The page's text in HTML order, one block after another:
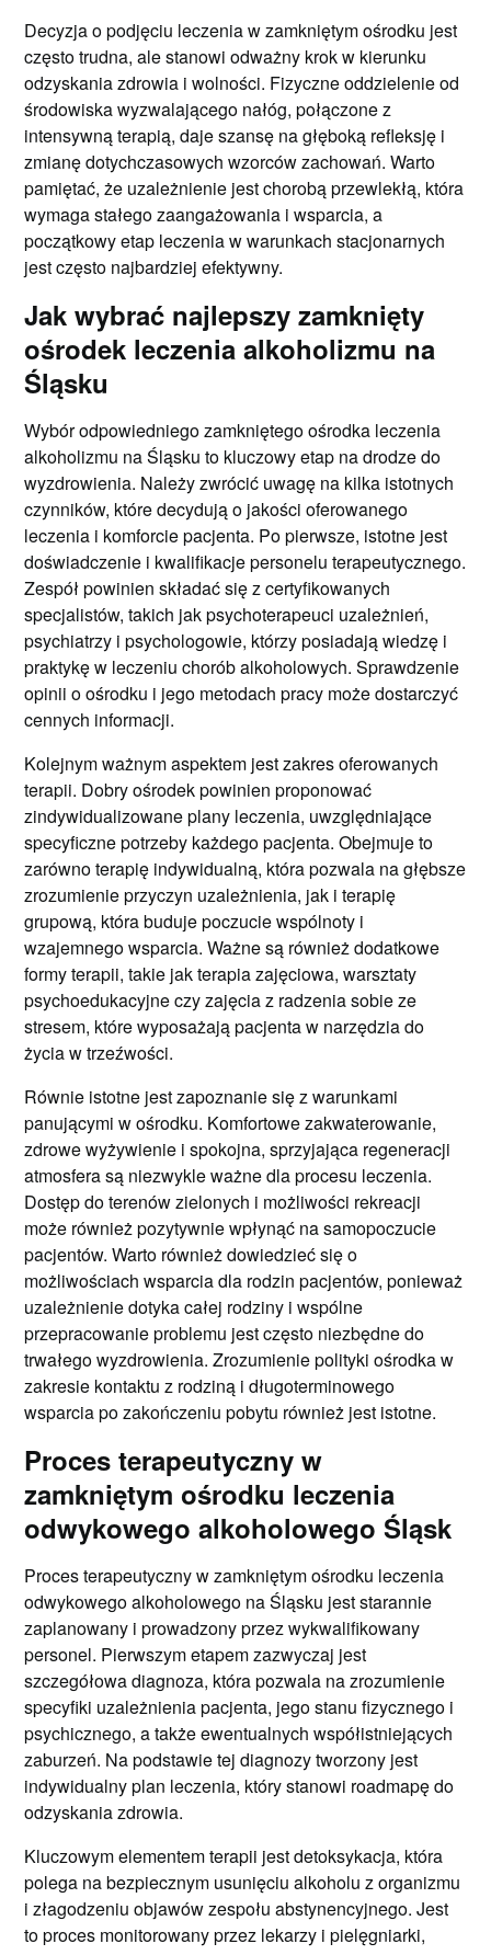
Decyzja o podjęciu leczenia w zamkniętym ośrodku jest
często trudna, ale stanowi odważny krok w kierunku
odzyskania zdrowia i wolności. Fizyczne oddzielenie od
środowiska wyzwalającego nałóg, połączone z
intensywną terapią, daje szansę na głęboką refleksję i
zmianę dotychczasowych wzorców zachowań. Warto
pamiętać, że uzależnienie jest chorobą przewlekłą, która
wymaga stałego zaangażowania i wsparcia, a
początkowy etap leczenia w warunkach stacjonarnych
jest często najbardziej efektywny.
Jak wybrać najlepszy zamknięty
ośrodek leczenia alkoholizmu na
Śląsku
Wybór odpowiedniego zamkniętego ośrodka leczenia
alkoholizmu na Śląsku to kluczowy etap na drodze do
wyzdrowienia. Należy zwrócić uwagę na kilka istotnych
czynników, które decydują o jakości oferowanego
leczenia i komforcie pacjenta. Po pierwsze, istotne jest
doświadczenie i kwalifikacje personelu terapeutycznego.
Zespół powinien składać się z certyfikowanych
specjalistów, takich jak psychoterapeuci uzależnień,
psychiatrzy i psychologowie, którzy posiadają wiedzę i
praktykę w leczeniu chorób alkoholowych. Sprawdzenie
opinii o ośrodku i jego metodach pracy może dostarczyć
cennych informacji.
Kolejnym ważnym aspektem jest zakres oferowanych
terapii. Dobry ośrodek powinien proponować
zindywidualizowane plany leczenia, uwzględniające
specyficzne potrzeby każdego pacjenta. Obejmuje to
zarówno terapię indywidualną, która pozwala na głębsze
zrozumienie przyczyn uzależnienia, jak i terapię
grupową, która buduje poczucie wspólnoty i
wzajemnego wsparcia. Ważne są również dodatkowe
formy terapii, takie jak terapia zajęciowa, warsztaty
psychoedukacyjne czy zajęcia z radzenia sobie ze
stresem, które wyposażają pacjenta w narzędzia do
życia w trzeźwości.
Równie istotne jest zapoznanie się z warunkami
panującymi w ośrodku. Komfortowe zakwaterowanie,
zdrowe wyżywienie i spokojna, sprzyjająca regeneracji
atmosfera są niezwykle ważne dla procesu leczenia.
Dostęp do terenów zielonych i możliwości rekreacji
może również pozytywnie wpłynąć na samopoczucie
pacjentów. Warto również dowiedzieć się o
możliwościach wsparcia dla rodzin pacjentów, ponieważ
uzależnienie dotyka całej rodziny i wspólne
przepracowanie problemu jest często niezbędne do
trwałego wyzdrowienia. Zrozumienie polityki ośrodka w
zakresie kontaktu z rodziną i długoterminowego
wsparcia po zakończeniu pobytu również jest istotne.
Proces terapeutyczny w
zamkniętym ośrodku leczenia
odwykowego alkoholowego Śląsk
Proces terapeutyczny w zamkniętym ośrodku leczenia
odwykowego alkoholowego na Śląsku jest starannie
zaplanowany i prowadzony przez wykwalifikowany
personel. Pierwszym etapem zazwyczaj jest
szczegółowa diagnoza, która pozwala na zrozumienie
specyfiki uzależnienia pacjenta, jego stanu fizycznego i
psychicznego, a także ewentualnych współistniejących
zaburzeń. Na podstawie tej diagnozy tworzony jest
indywidualny plan leczenia, który stanowi roadmapę do
odzyskania zdrowia.
Kluczowym elementem terapii jest detoksykacja, która
polega na bezpiecznym usunięciu alkoholu z organizmu
i złagodzeniu objawów zespołu abstynencyjnego. Jest
to proces monitorowany przez lekarzy i pielęgniarki,